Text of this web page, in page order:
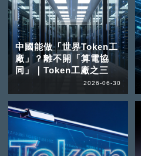
中國能做「世界Token工
廠」？離不開「算電協
同」｜Token工廠之三
2026-06-30